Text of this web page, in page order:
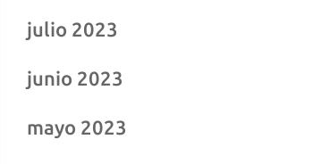
julio 2023
junio 2023
mayo 2023